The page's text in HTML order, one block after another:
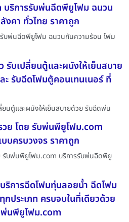
ริการรับพ่นฉีดพียูโฟม ฉนวน
คา ทั่วไทย ราคาถูก
บพ่นฉีดพียูโฟม ฉนวนกันความร้อน โฟม
บเปลี่ยนตู้และผนังให้เย็นสบาย
รับฉีดโฟมตู้คอนเทนเนอร์ ที่
นตู้และผนังให้เย็นสบายด้วย รับฉีดพ่น
ย โดย รับพ่นพียูโฟม.com
บครบวงจร ราคาถูก
รับพ่นพียูโฟม.com บริการรับพ่นฉีดพียู
การฉีดโฟมทุ่นลอยน้ำ ฉีดโฟม
ประเภท ครบจบในที่เดียวด้วย
พ่นพียูโฟม.com